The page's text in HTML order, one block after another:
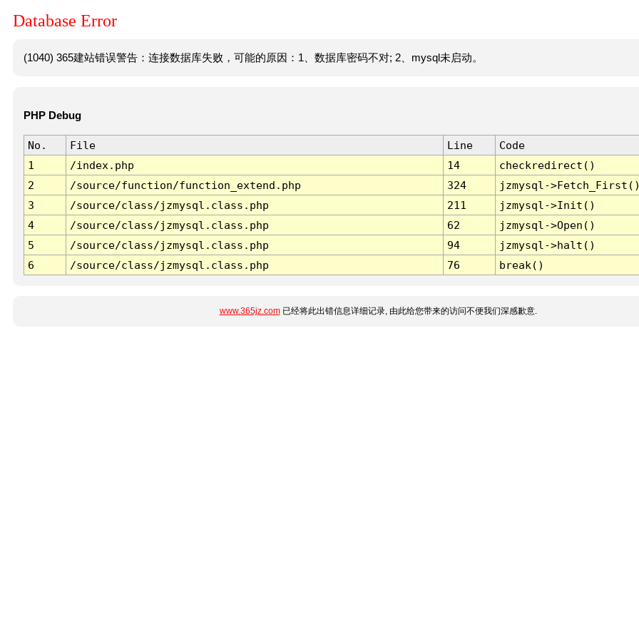
Database Error
(1040) 365建站错误警告：连接数据库失败，可能的原因：1、数据库密码不对; 2、mysql未启动。
PHP Debug
No. File Line
Code
1
/index.php 14
checkredirect()
2
/source/function/function_extend.php 324
jzmysql-
3
/source/class/jzmysql.class.php 211
jzmysql->Init()
4
/source/class/jzmysql.class.php 62
jzmysql->Open()
5
/source/class/jzmysql.class.php 94
jzmysql->halt()
6
/source/class/jzmysql.class.php 76 break()
www.365jz.com已经将此出错信息详细记录, 由此给您带来的访问不便我们深感歉意.